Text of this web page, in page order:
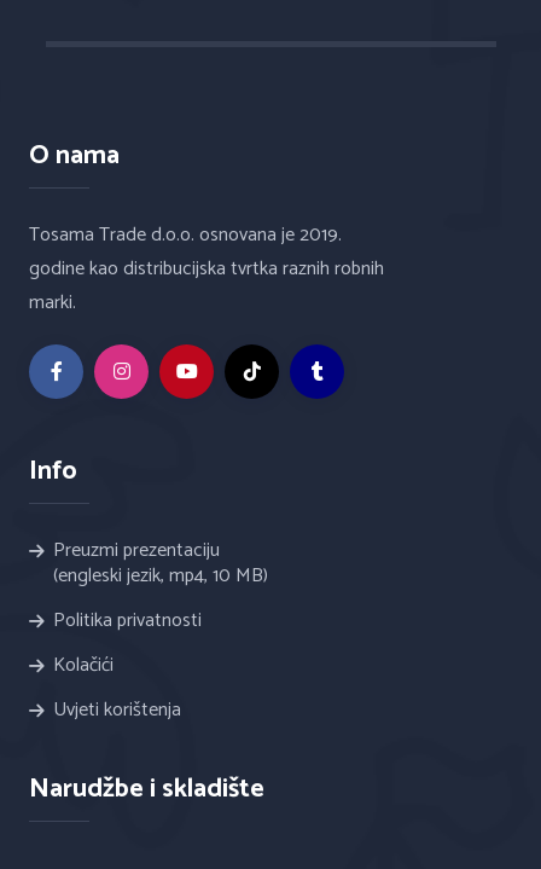
O nama
Tosama Trade d.o.o. osnovana je 2019.
godine kao distribucijska tvrtka raznih robnih
marki.
Info
Preuzmi prezentaciju
(engleski jezik, mp4, 10 MB)
Politika privatnosti
Kolačići
Uvjeti korištenja
Narudžbe i skladište